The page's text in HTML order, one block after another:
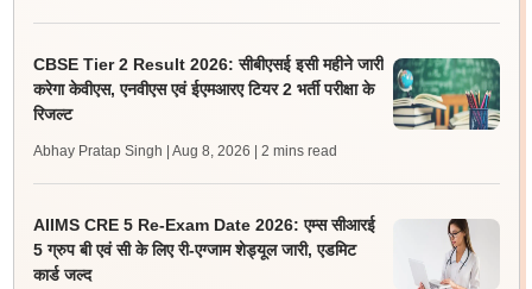
CBSE Tier 2 Result 2026: सीबीएसई इसी महीने जारी
करेगा केवीएस, एनवीएस एवं ईएमआरए टियर 2 भर्ती परीक्षा के
रिजल्ट
Abhay Pratap Singh | Aug 8, 2026 | 2 mins read
AIIMS CRE 5 Re-Exam Date 2026: एम्स सीआरई
5 ग्रुप बी एवं सी के लिए री-एग्जाम शेड्यूल जारी, एडमिट
कार्ड जल्द